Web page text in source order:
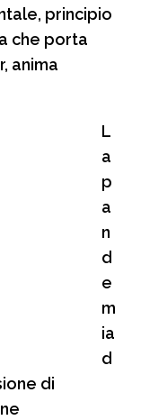
principio
che porta
anima
L
a
p
a
n
d
e
m
ia
d
di